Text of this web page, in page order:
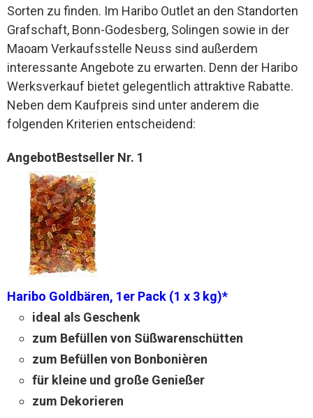
Sorten zu finden. Im Haribo Outlet an den Standorten
Grafschaft, Bonn-Godesberg, Solingen sowie in der
Maoam Verkaufsstelle Neuss sind außerdem
interessante Angebote zu erwarten. Denn der Haribo
Werksverkauf bietet gelegentlich attraktive Rabatte.
Neben dem Kaufpreis sind unter anderem die
folgenden Kriterien entscheidend:
AngebotBestseller Nr. 1
Haribo Goldbären, 1er Pack (1 x 3 kg)*
ideal als Geschenk
zum Befüllen von Süßwarenschütten
zum Befüllen von Bonbonièren
für kleine und große Genießer
zum Dekorieren